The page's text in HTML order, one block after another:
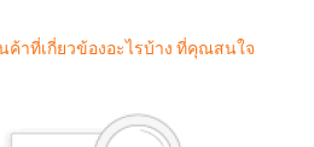
ค้าที่เกี่ยวข้องอะไรบ้าง ที่คุณสนใจ